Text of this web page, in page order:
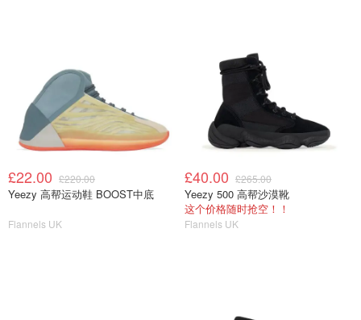
£22.00 £220.00
Yeezy 高帮运动鞋 BOOST中底
Flannels UK
£40.00 £265.00
Yeezy 500 高帮沙漠靴
这个价格随时抢空！！
Flannels UK